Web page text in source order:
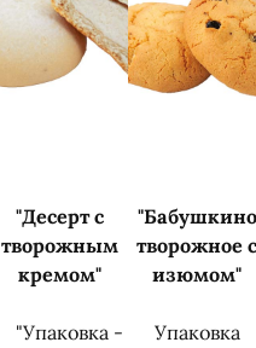
"Десерт с
творожным
кремом"
"Упаковка -
"Бабушкино
творожное с
изюмом"
Упаковка